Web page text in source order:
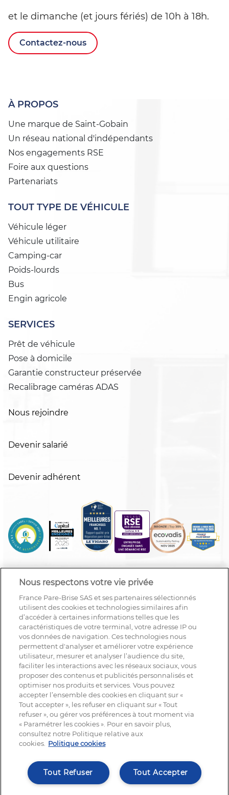
et le dimanche (et jours fériés) de 10h à 18h.
Contactez-nous
À PROPOS
Une marque de Saint-Gobain
Un réseau national d'indépendants
Nos engagements RSE
Foire aux questions
Partenariats
TOUT TYPE DE VÉHICULE
Véhicule léger
Véhicule utilitaire
Camping-car
Poids-lourds
Bus
Engin agricole
SERVICES
Prêt de véhicule
Pose à domicile
Garantie constructeur préservée
Recalibrage caméras ADAS
Nous rejoindre
Devenir salarié
Devenir adhérent
NOUS SUIVRE
© France Pare-Brise®, tout droit réservé | 2025
Nous respectons votre vie privée
France Pare-Brise SAS et ses partenaires sélectionnés
utilisent des cookies et technologies similaires afin
d’accéder à certaines informations telles que les
caractéristiques de votre terminal, votre adresse IP ou
vos données de navigation. Ces technologies nous
permettent d'analyser et améliorer votre expérience
utilisateur, mesurer et analyser l’audience du site,
faciliter les interactions avec les réseaux sociaux, vous
proposer des contenus et publicités personnalisés et
optimiser nos produits et services. Vous pouvez
accepter l’ensemble des cookies en cliquant sur «
Tout accepter », les refuser en cliquant sur « Tout
refuser », ou gérer vos préférences à tout moment via
« Paramétrer les cookies ». Pour en savoir plus,
consultez notre Politique relative aux
cookies. Politique cookies
Tout Accepter
Tout Refuser